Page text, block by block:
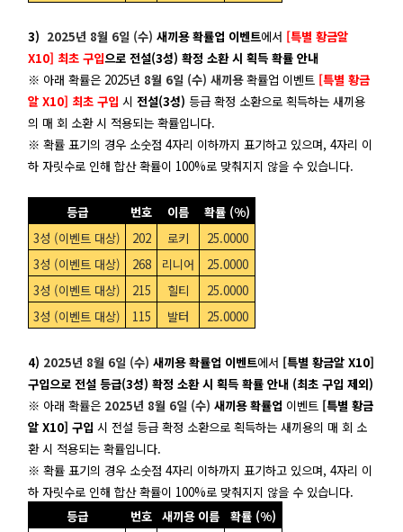
3) 2025년 8월 6일 (수)새끼용 확률업 이벤트에서 [특별 황금알
X10] 최초 구입으로 전설(3성) 확정 소환 시 획득 확률 안내
※ 아래 확률은 2025년 8월 6일 (수) 새끼용 확률업 이벤트 [특별 황금
알 X10] 최초 구입 시전설(3성) 등급 확정 소환으로 획득하는 새끼용
의 매 회 소환 시 적용되는 확률입니다.
※ 확률 표기의 경우 소숫점 4자리 이하까지 표기하고 있으며, 4자리 이
하 자릿수로 인해 합산 확률이 100%로 맞춰지지 않을 수 있습니다.
등급 번호 이름
확률 (%)
3성 (이벤트 대상)
202 로키
25.0000
3성 (이벤트 대상)
268 리니어
25.0000
3성 (이벤트 대상)
215 힐티
25.0000
3성 (이벤트 대상)
115 발터 25.0000
4) 2025년 8월 6일 (수)새끼용 확률업 이벤트에서 [특별 황금알 X10]
구입으로 전설 등급(3성) 확정 소환 시 획득 확률 안내 (최초 구입 제외)
※ 아래 확률은 2025년 8월 6일 (수)새끼용 확률업 이벤트 [특별 황금
알 X10] 구입 시 전설 등급 확정 소환으로 획득하는 새끼용의 매 회 소
환 시 적용되는 확률입니다.
※ 확률 표기의 경우 소숫점 4자리 이하까지 표기하고 있으며, 4자리 이
하 자릿수로 인해 합산 확률이 100%로 맞춰지지 않을 수 있습니다.
등급
번호 새끼용 이름
확률 (%)